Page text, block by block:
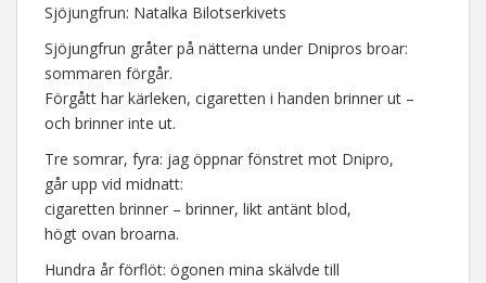
Sjöjungfrun: Natalka Bilotserkivets
Sjöjungfrun gråter på nätterna under Dnipros broar:
sommaren förgår.
Förgått har kärleken, cigaretten i handen brinner ut –
och brinner inte ut.
Tre somrar, fyra: jag öppnar fönstret mot Dnipro,
går upp vid midnatt:
cigaretten brinner – brinner, likt antänt blod,
högt ovan broarna.
Hundra år förflöt: ögonen mina skälvde till